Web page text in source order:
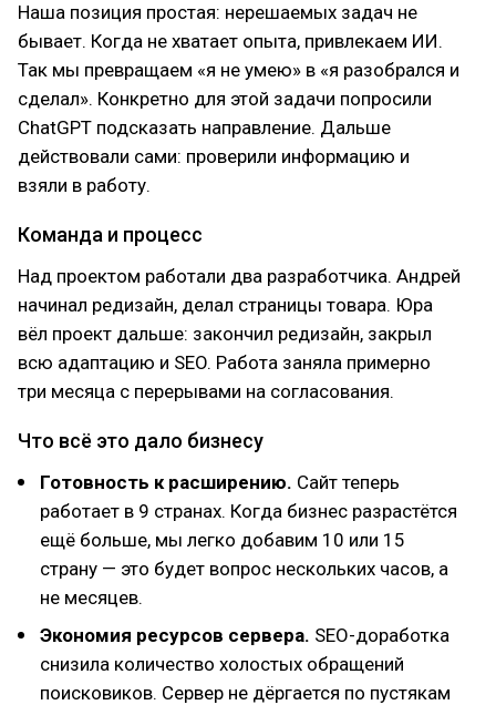
Наша позиция простая: нерешаемых задач не
бывает. Когда не хватает опыта, привлекаем ИИ.
Так мы превращаем «я не умею» в «я разобрался и
сделал». Конкретно для этой задачи попросили
ChatGPT подсказать направление. Дальше
действовали сами: проверили информацию и
взяли в работу.
Команда и процесс
Над проектом работали два разработчика. Андрей
начинал редизайн, делал страницы товара. Юра
вёл проект дальше: закончил редизайн, закрыл
всю адаптацию и SEO. Работа заняла примерно
три месяца с перерывами на согласования.
Что всё это дало бизнесу
Готовность к расширению. Сайт теперь
работает в 9 странах. Когда бизнес разрастётся
ещё больше, мы легко добавим 10 или 15
страну — это будет вопрос нескольких часов, а
не месяцев.
Экономия ресурсов сервера. SEO-доработка
снизила количество холостых обращений
поисковиков. Сервер не дёргается по пустякам